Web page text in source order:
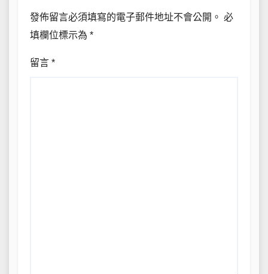
發佈留言必須填寫的電子郵件地址不會公開。 必
填欄位標示為 *
留言 *